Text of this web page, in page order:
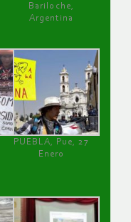
Bariloche,
Argentina
PUEBLA, Pue, 27
Enero